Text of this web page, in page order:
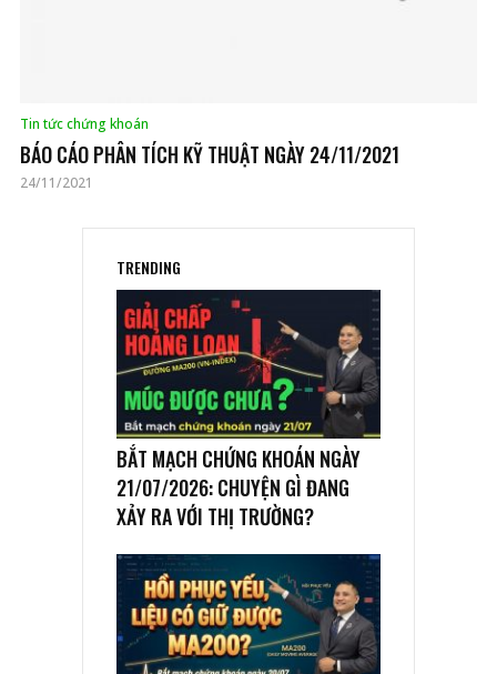
Tin tức chứng khoán
BÁO CÁO PHÂN TÍCH KỸ THUẬT NGÀY 24/11/2021
24/11/2021
TRENDING
BẮT MẠCH CHỨNG KHOÁN NGÀY
21/07/2026: CHUYỆN GÌ ĐANG
XẢY RA VỚI THỊ TRƯỜNG?